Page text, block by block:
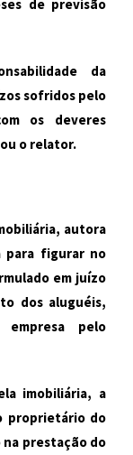
de previsão
da
sofridos pelo
os deveres
o relator.
autora
para figurar no
em juízo
dos aluguéis,
pelo
imobiliária, a
proprietário do
na prestação do